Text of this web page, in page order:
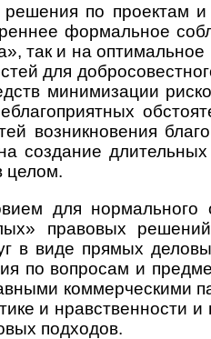
по проектам
фор­ма­ль­ное
так и на
для
мини­ми­за­ции
воз­ник­но­ве­ния
созда­ние
целом.
для нор­маль­но­го
пра­во­вых ре­ше­ний
в виде пря­мых
по во­п­ро­сам и
ком­мер­чес­ки­ми
и нрав­ст­вен­нос­ти
под­хо­дов.